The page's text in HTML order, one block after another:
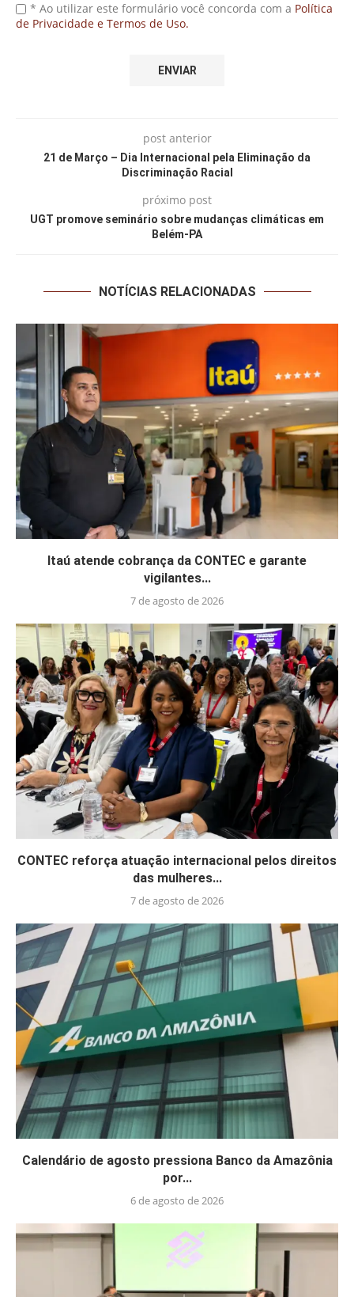
* Ao utilizar este formulário você concorda com a Política
de Privacidade e Termos de Uso.
post anterior
21 de Março – Dia Internacional pela Eliminação da
Discriminação Racial
próximo post
UGT promove seminário sobre mudanças climáticas em
Belém-PA
NOTÍCIAS RELACIONADAS
Itaú atende cobrança da CONTEC e garante
vigilantes...
7 de agosto de 2026
CONTEC reforça atuação internacional pelos direitos
das mulheres...
7 de agosto de 2026
Calendário de agosto pressiona Banco da Amazônia
por...
6 de agosto de 2026